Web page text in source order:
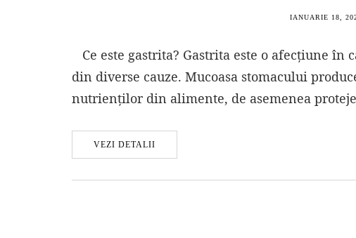
IANUARIE 18,
Ce este gastrita? Gastrita este o afecțiune
din diverse cauze. Mucoasa stomacului
nutrienților din alimente, de asemenea
VEZI DETALII